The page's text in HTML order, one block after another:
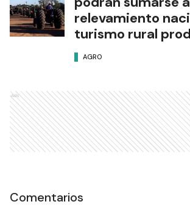
relevamiento
turismo rural
AGRO
Ads
Comentarios